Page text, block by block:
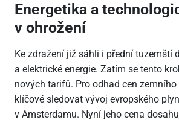
Energetika a
v ohrožení
Ke zdražení již sáhli i přední tuzemští
a elektrické energie. Zatím se tento
nových tarifů. Pro odhad cen zemního
klíčové sledovat vývoj evropského
v Amsterdamu. Nyní jeho cena